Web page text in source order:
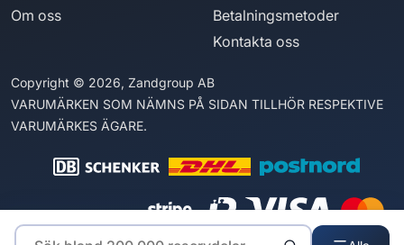
Om oss
Betalningsmetoder
Kontakta oss
Copyright © 2026, Zandgroup AB
VARUMÄRKEN SOM NÄMNS PÅ SIDAN TILLHÖR RESPEKTIVE
VARUMÄRKES ÄGARE.